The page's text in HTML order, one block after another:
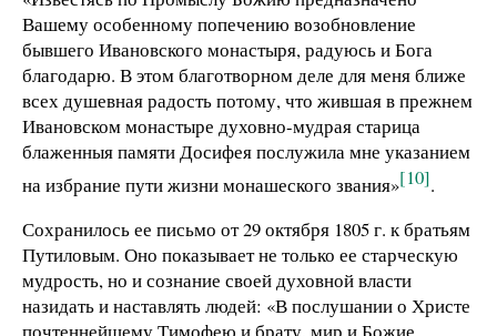
Вашему особенному попечению возобновление
бывшего Ивановского монастыря, радуюсь и Бога
благодарю. В этом благотворном деле для меня ближе
всех душевная радость потому, что жившая в прежнем
Ивановском монастыре духовно-мудрая старица
блаженныя памяти Досифея послужила мне указанием
на избрание пути жизни монашеского звания»[10].
Сохранилось ее письмо от 29 октября 1805 г. к братьям
Путиловым. Оно показывает не только ее старческую
мудрость, но и сознание своей духовной власти
назидать и наставлять людей: «В послушании о Христе
почтеннейшему Тимофею и брату, мир и Божие